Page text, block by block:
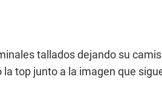
tallados dejando su
top junto a la imagen que